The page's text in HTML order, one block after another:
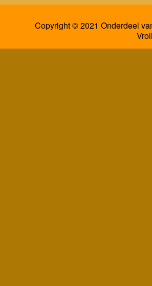
Copyright © 2021 Onderdeel